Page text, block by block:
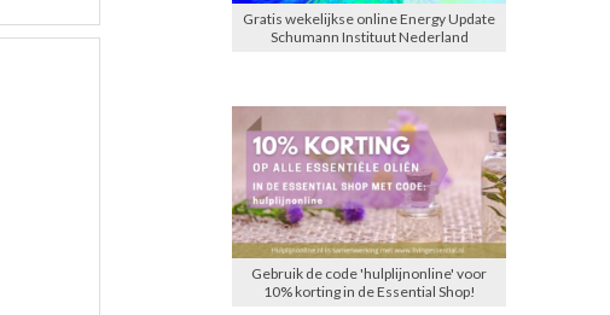
Gratis wekelijkse online Energy Update
Schumann Instituut Nederland
Gebruik de code 'hulplijnonline' voor
10% korting in de Essential Shop!